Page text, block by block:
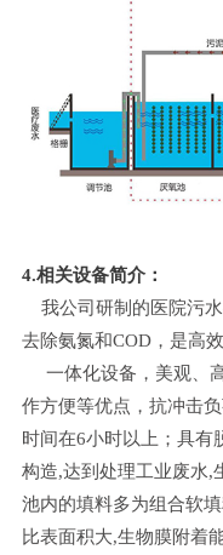
4.相关设备简介：
我公司研制的医院污
去除氨氮和COD，是高
一体化设备，美观、
作方便等优点，抗冲击
时间在6小时以上；具有
构造,达到处理工业废水,
池内的填料多为组合软
比表面积大,生物膜附着